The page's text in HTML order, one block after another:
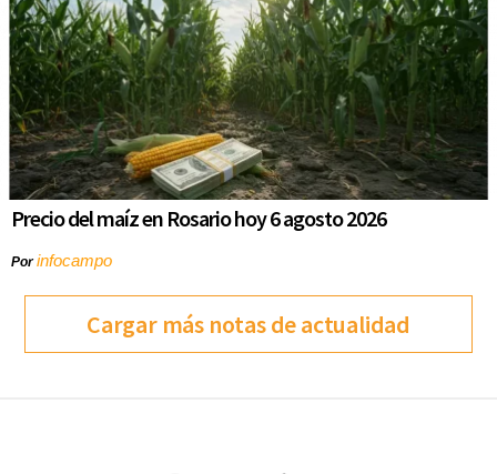
Precio del maíz en Rosario hoy 6 agosto 2026
Porinfocampo
Cargar más notas de actualidad